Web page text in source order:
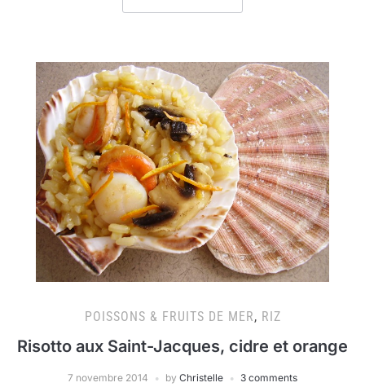
POISSONS & FRUITS DE MER, RIZ
Risotto aux Saint-Jacques, cidre et orange
7 novembre 2014 by Christelle 3 comments